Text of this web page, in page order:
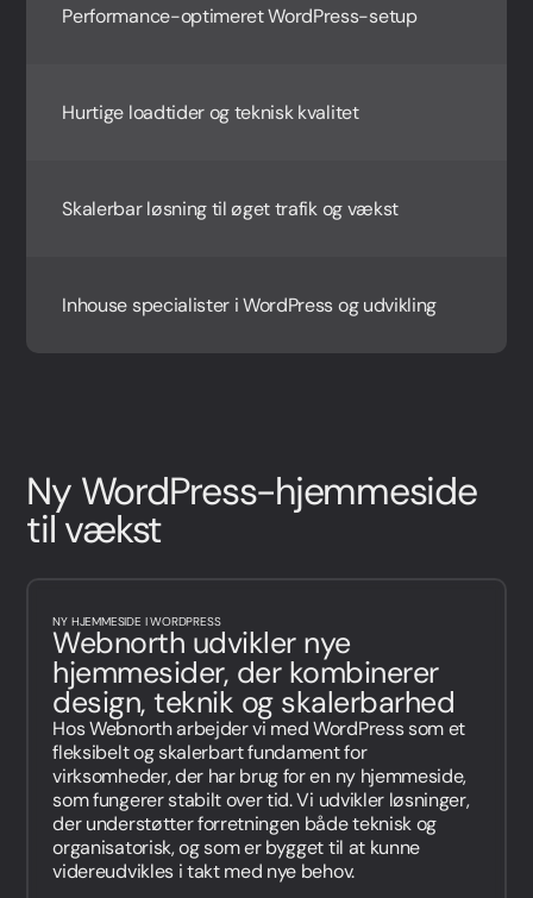
Performance-optimeret WordPress-setup
Hurtige loadtider og teknisk kvalitet
Skalerbar løsning til øget trafik og vækst
Inhouse specialister i WordPress og udvikling
Ny WordPress-hjemmeside
til vækst
NY HJEMMESIDE I WORDPRESS
Webnorth udvikler nye
hjemmesider, der kombinerer
design, teknik og skalerbarhed
Hos Webnorth arbejder vi med WordPress som et
fleksibelt og skalerbart fundament for
virksomheder, der har brug for en ny hjemmeside,
som fungerer stabilt over tid. Vi udvikler løsninger,
der understøtter forretningen både teknisk og
organisatorisk, og som er bygget til at kunne
videreudvikles i takt med nye behov.